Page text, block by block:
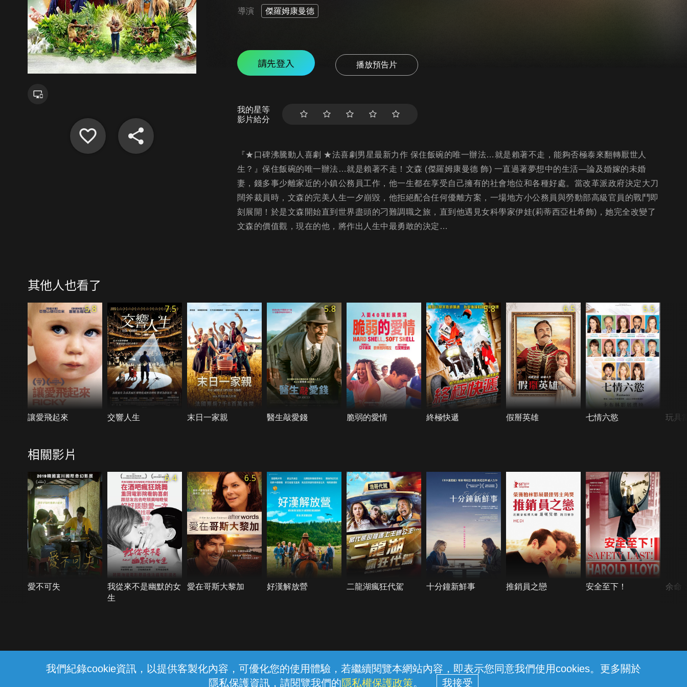
我們紀錄cookie資訊，以提供客製化內容，可優化您的使用體驗，若繼續閱覽本網站內容，即表示您同意我們使用cookies。更多關於
隱私保護資訊，請閱覽我們的隱私權保護政策。
導演 傑羅姆康曼德
請先登入 播放預告片
我的星等
影片給分
『★口碑沸騰動人喜劇 ★法喜劇男星最新力作 保住飯碗的唯一辦法…就是賴著不走，能夠否極泰來翻轉厭世人
生？』保住飯碗的唯一辦法…就是賴著不走！文森 (傑羅姆康曼德 飾) 一直過著夢想中的生活—論及婚嫁的未婚
妻，錢多事少離家近的小鎮公務員工作，他一生都在享受自己擁有的社會地位和各種好處。當改革派政府決定大刀
闊斧裁員時，文森的完美人生一夕崩毀，他拒絕配合任何優離方案，一場地方小公務員與勞動部高級官員的戰鬥即
刻展開！於是文森開始直到世界盡頭的刁難調職之旅，直到他遇見女科學家伊娃(莉蒂西亞杜希飾)，她完全改變了
文森的價值觀，現在的他，將作出人生中最勇敢的決定…
其他人也看了
5.8
讓愛飛起來
7.5
交響人生 末日一家親
5.8
醫生敲愛錢 脆弱的愛情
5.8
終極快遞
6.5
假掰英雄
5.5
七情六慾 玩具
相關影片
愛不可失
6.4
我從來不是幽默的女
生
6.5
愛在哥斯大黎加 好漢解放營 二龍湖瘋狂代駕 十分鐘新鮮事 推銷員之戀 安全至下！ 余命
線上客服 服務條款 隱私權保護